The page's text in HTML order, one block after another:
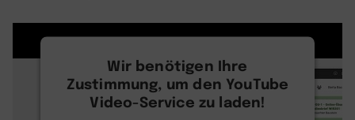
Wir benötigen Ihre
Zustimmung, um den YouTube
Video-Service zu laden!